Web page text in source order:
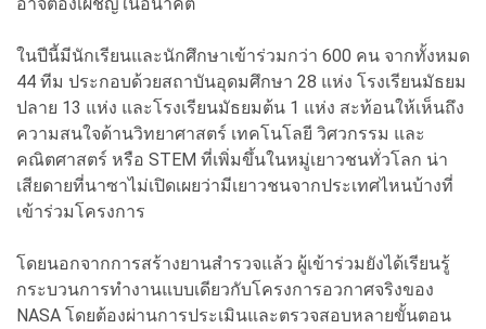
ในปีนี้มีนักเรียนและนักศึกษาเข้าร่วมกว่า 600 คน จากทั้งหมด
44 ทีม ประกอบด้วยสถาบันอุดมศึกษา 28 แห่ง โรงเรียนมัธยม
ปลาย 13 แห่ง และโรงเรียนมัธยมต้น 1 แห่ง สะท้อนให้เห็นถึง
ความสนใจด้านวิทยาศาสตร์ เทคโนโลยี วิศวกรรม และ
คณิตศาสตร์ หรือ STEM ที่เพิ่มขึ้นในหมู่เยาวชนทั่วโลก น่า
เสียดายที่นาซาไม่เปิดเผยว่ามีเยาวชนจากประเทศไหนบ้างที่
เข้าร่วมโครงการ
โดยนอกจากการสร้างยานสำรวจแล้ว ผู้เข้าร่วมยังได้เรียนรู้
กระบวนการทำงานแบบเดียวกับโครงการอวกาศจริงของ
NASA โดยต้องผ่านการประเมินและตรวจสอบหลายขั้นตอน